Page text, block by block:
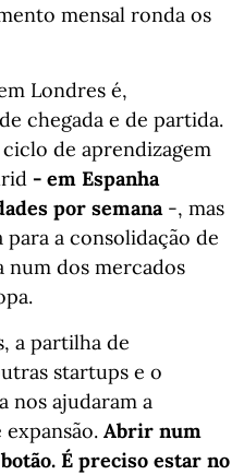
mensal ronda os
Londres é,
chegada e de partida.
de aprendizagem
- em Espanha
por semana -, mas
a consolidação de
num dos mercados
a partilha de
startups e o
nos ajudaram a
Abrir num
É preciso estar no